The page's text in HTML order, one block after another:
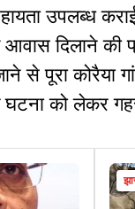
उपलब्ध
दिलाने की
से पूरा
को लेकर